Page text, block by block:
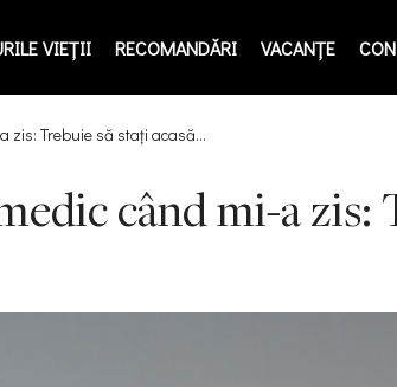
VIEŢII RECOMANDĂRI VACANȚE
zis: Trebuie să stați acasă…
când mi-a zis: